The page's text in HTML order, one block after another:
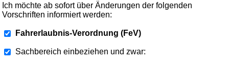
Ich möchte ab sofort über Änderungen der folgenden
Vorschriften informiert werden:
Fahrerlaubnis-Verordnung (FeV)
Sachbereich einbeziehen und zwar: